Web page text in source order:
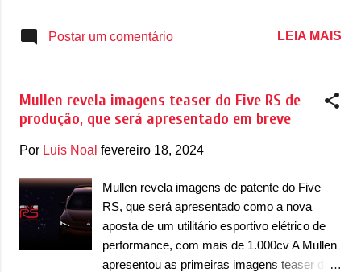
apresentado com imagens e vídeos que
fabricado em alguns anos. Pelas imagens,
se mostra um SUV elétrico bem diferente do
design ainda muito próximo do Five Concept
apresentado em 2021, no Salão do
Automóvel de Los Angeles daquela edição.
Ele apareceu ainda com um design simples,
mas com faróis que já traziam luzes diurnas
(DRL) em LED em dois ‘Us’ invertidos. Outro
Postar um comentário LEIA MAIS
Mullen revela imagens teaser do Five RS de
produção, que será apresentado em breve
Por Luis Noal fevereiro 18, 2024
Mullen revela imagens de patente do Five
RS, que será apresentado como a nova
aposta de um utilitário esportivo elétrico de
performance, com mais de 1.000cv A Mullen
apresentou as primeiras imagens teaser da